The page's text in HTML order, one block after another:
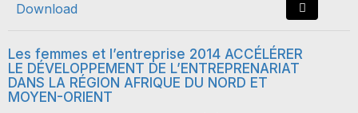
Download
Les femmes et l’entreprise 2014 ACCÉLÉRER
LE DÉVELOPPEMENT DE L’ENTREPRENARIAT
DANS LA RÉGION AFRIQUE DU NORD ET
MOYEN-ORIENT